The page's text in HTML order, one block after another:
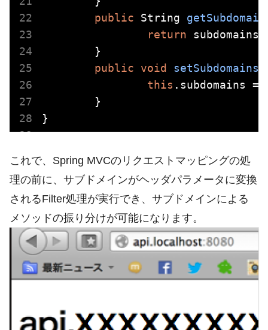
public String
return subdomains;
public
void setSubdomains
this .subdomains =
これで、Spring MVCのリクエストマッピングの処
理の前に、サブドメインがヘッダパラメータに変換
されるFilter処理が実行でき、サブドメインによる
メソッドの振り分けが可能になります。